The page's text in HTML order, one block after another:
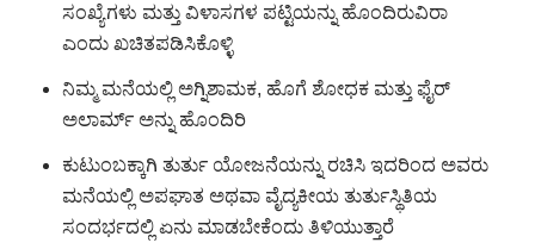
ಸಂಖ್ಯೆಗಳು ಮತ್ತು ವಿಳಾಸಗಳ ಪಟ್ಟಿಯನ್ನು ಹೊಂದಿರುವಿರಾ
ಎಂದು ಖಚಿತಪಡಿಸಿಕೊಳ್ಳಿ
ನಿಮ್ಮ ಮನೆಯಲ್ಲಿ ಅಗ್ನಿಶಾಮಕ, ಹೊಗೆ ಶೋಧಕ ಮತ್ತು ಫೈರ್
ಅಲಾರ್ಮ್ ಅನ್ನು ಹೊಂದಿರಿ
ಕುಟುಂಬಕ್ಕಾಗಿ ತುರ್ತು ಯೋಜನೆಯನ್ನು ರಚಿಸಿ ಇದರಿಂದ ಅವರು
ಮನೆಯಲ್ಲಿ ಅಪಘಾತ ಅಥವಾ ವೈದ್ಯಕೀಯ ತುರ್ತುಸ್ಥಿತಿಯ
ಸಂದರ್ಭದಲ್ಲಿ ಏನು ಮಾಡಬೇಕೆಂದು ತಿಳಿಯುತ್ತಾರೆ